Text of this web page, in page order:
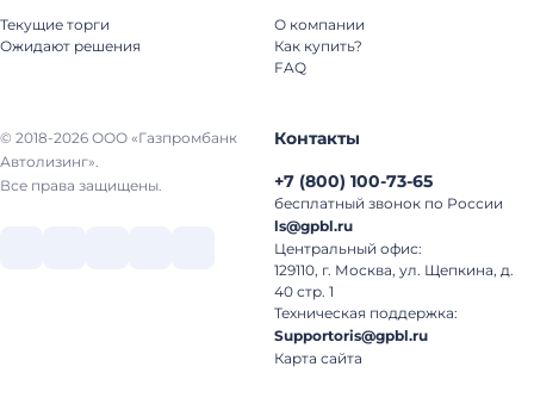
© 2018-2026 ООО «Газпромбанк
Автолизинг».
Все права защищены.
Текущие торги
Ожидают решения
О компании
Как купить?
FAQ
Контакты
+7 (800) 100-73-65
бесплатный звонок по России
ls@gpbl.ru
Центральный офис:
129110, г. Москва, ул. Щепкина, д.
40 стр. 1
Техническая поддержка:
Supportoris@gpbl.ru
Карта сайта